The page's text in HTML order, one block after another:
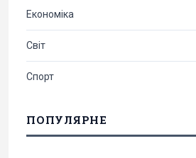
Економіка
Світ
Спорт
ПОПУЛЯРНЕ